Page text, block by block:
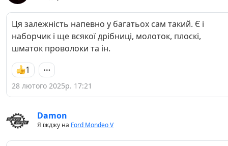
Ця залежність напевно у багатьох сам такий. Є і
наборчик і ще всякої дрібниці, молоток, плоскі,
шматок проволоки та ін.
1
28 лютого 2025р. 17:21
Damon
Я їжджу на Ford Mondeo V